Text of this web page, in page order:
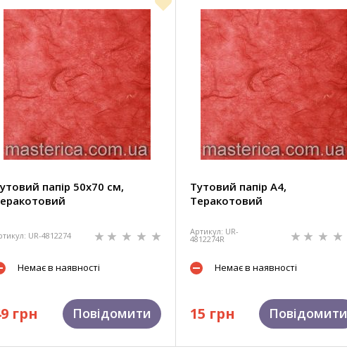
папір 50х70 см,
UR-4812274
Немає в наявності
грн Повідомити
Тутовий папір А4,
Теракотовий
Артикул: UR-
4812274R
Немає в наявності
15 грн Повідомити